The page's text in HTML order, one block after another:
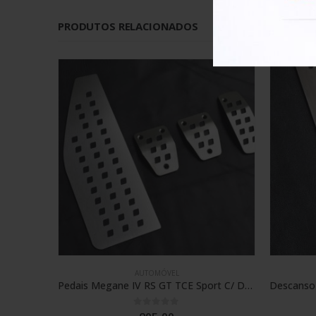
PRODUTOS RELACIONADOS
Descanso Pé Peugeot 208 CC RC SW HDI GT GTI TURBO QS S16
out of 5